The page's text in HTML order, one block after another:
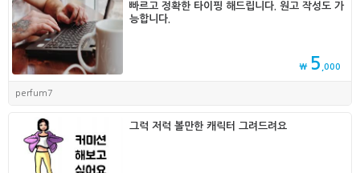
빠르고 정확한 타이핑 해드립니다. 원고 작성도 가
능합니다.
₩ 5 ,000
perfum7
그럭 저럭 볼만한 캐릭터 그려드려요